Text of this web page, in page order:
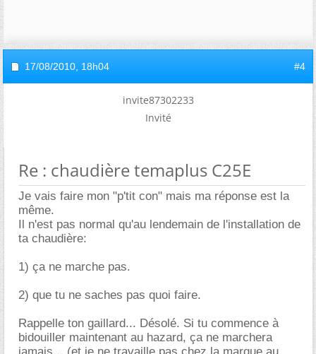
17/08/2010, 18h04 #4
invite87302233
Invité
Re : chaudière temaplus C25E
Je vais faire mon "p'tit con" mais ma réponse est la
même.
Il n'est pas normal qu'au lendemain de l'installation de
ta chaudière:
1) ça ne marche pas.
2) que tu ne saches pas quoi faire.
Rappelle ton gaillard... Désolé. Si tu commence à
bidouiller maintenant au hazard, ça ne marchera